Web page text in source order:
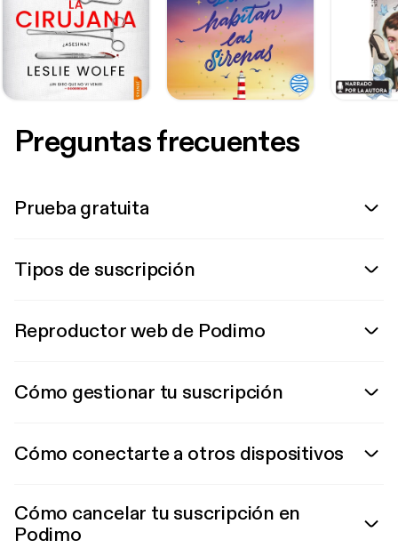
Preguntas frecuentes
Prueba gratuita
Tipos de suscripción
Reproductor web de Podimo
Cómo gestionar tu suscripción
Cómo conectarte a otros dispositivos
Cómo cancelar tu suscripción en
Podimo